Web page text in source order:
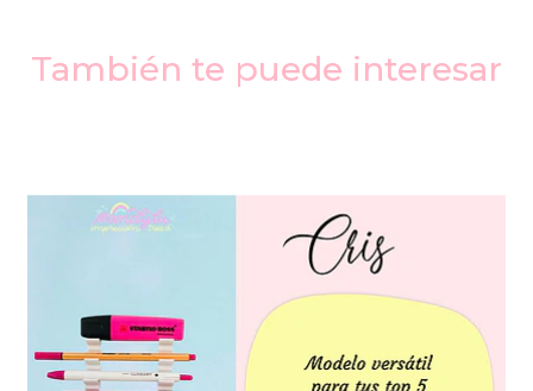
También te puede interesar